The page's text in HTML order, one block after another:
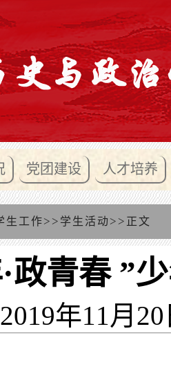
党团建设 人才培养
生工作>> 学生活动 >> 正文
政青春 ”
2019年11月